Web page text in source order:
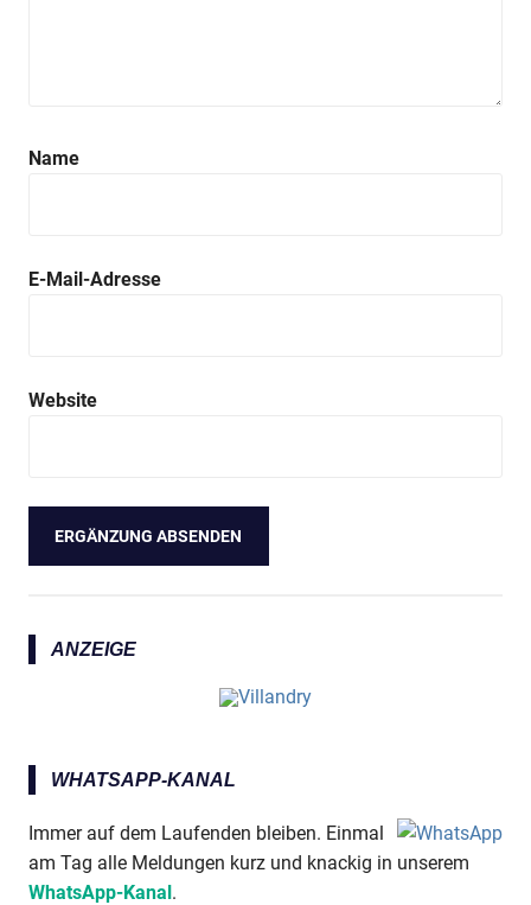
Name
E-Mail-Adresse
Website
ANZEIGE
WHATSAPP-KANAL
Immer auf dem Laufenden bleiben. Einmal
am Tag alle Meldungen kurz und knackig in unserem
WhatsApp-Kanal.